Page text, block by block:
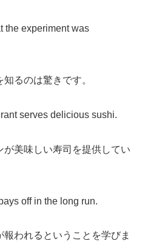
the experiment was
るのは驚きです。
serves delicious sushi.
美味しい寿司を提供してい
off in the long run.
われるということを学びま